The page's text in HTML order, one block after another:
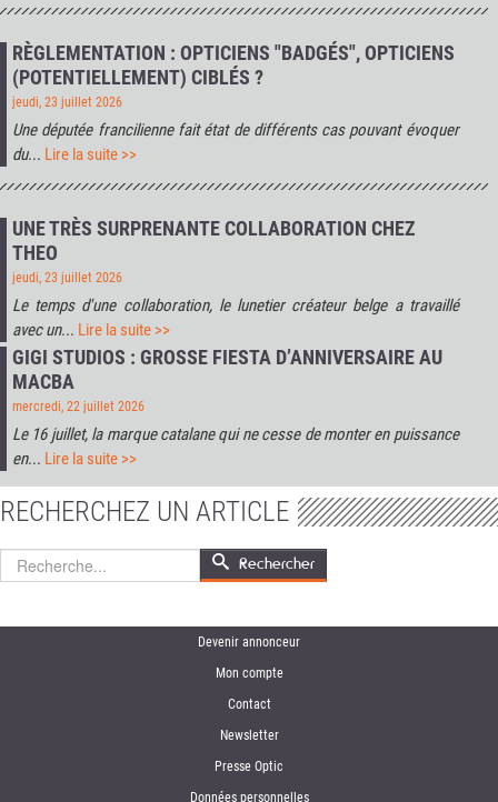
RÈGLEMENTATION : OPTICIENS "BADGÉS", OPTICIENS
(POTENTIELLEMENT) CIBLÉS ?
jeudi, 23 juillet 2026
Une députée francilienne fait état de différents cas pouvant évoquer
du... Lire la suite >>
UNE TRÈS SURPRENANTE COLLABORATION CHEZ
THEO
jeudi, 23 juillet 2026
Le temps d'une collaboration, le lunetier créateur belge a travaillé
avec un... Lire la suite >>
GIGI STUDIOS : GROSSE FIESTA D’ANNIVERSAIRE AU
MACBA
mercredi, 22 juillet 2026
Le 16 juillet, la marque catalane qui ne cesse de monter en puissance
en... Lire la suite >>
RECHERCHEZ UN ARTICLE
Rechercher Rechercher
Devenir annonceur
Mon compte
Contact
Newsletter
Presse Optic
Données personnelles